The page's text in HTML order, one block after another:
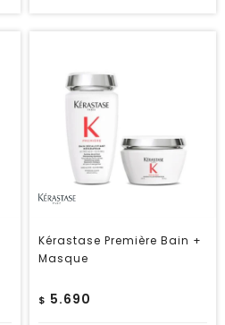
Kérastase Première Bain +
Masque
$ 5.690